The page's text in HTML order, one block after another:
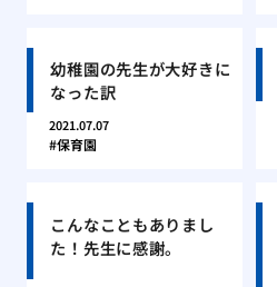
幼稚園の先生が大好きに
なった訳
2021.07.07
保育園
こんなこともありまし
た！先生に感謝。